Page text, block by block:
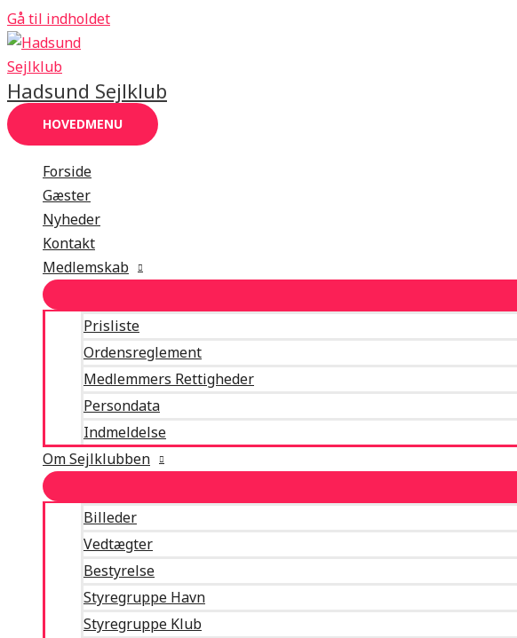
Gå til indholdet
Hadsund Sejlklub
HOVEDMENU
Forside
Gæster
Nyheder
Kontakt
Medlemskab
Prisliste
Ordensreglement
Medlemmers Rettigheder
Persondata
Indmeldelse
Om Sejlklubben
Billeder
Vedtægter
Bestyrelse
Styregruppe Havn
Styregruppe Klub